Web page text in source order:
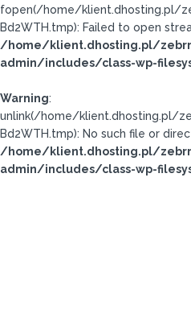
fopen(/home/klient.dhosting.pl/
Bd2WTH.tmp): Failed to open
/home/klient.dhosting.pl/
admin/includes/class-wp-
Warning:
unlink(/home/klient.dhosting.pl/
Bd2WTH.tmp): No such file or
/home/klient.dhosting.pl/
admin/includes/class-wp-